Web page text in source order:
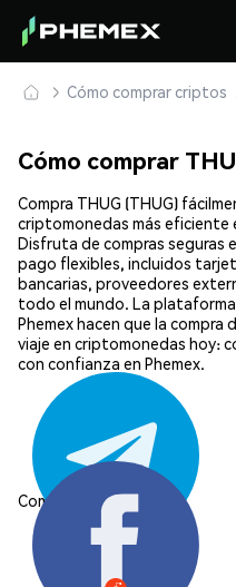
Cómo comprar criptos
Cómo comprar
Compra THUG (THUG)
criptomonedas más eficiente
Disfruta de compras seguras
pago flexibles, incluidos
bancarias, proveedores
todo el mundo. La
Phemex hacen que la compra
viaje en criptomonedas hoy:
con confianza en Phemex.
Compartir: